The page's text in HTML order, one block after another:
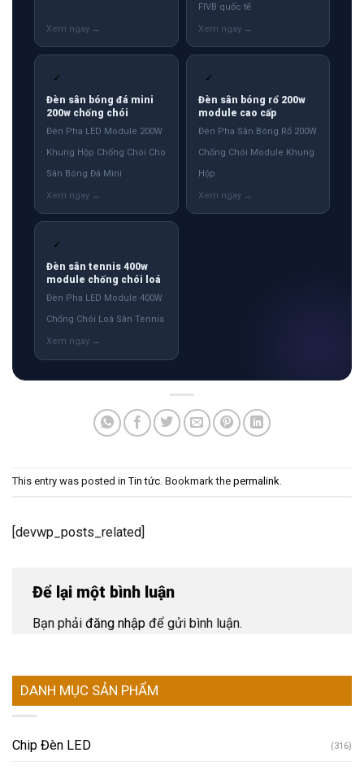
FIVB quốc tế
✓
Đèn sân bóng đá mini
200w chống chói
Đèn Pha LED Module 200W
Khung Hộp Chống Chói Cho
Sân Bóng Đá Mini
✓
Đèn sân bóng rổ 200w
module cao cấp
Đèn Pha Sân Bóng Rổ 200W
Chống Chói Module Khung
Hộp
✓
Đèn sân tennis 400w
module chống chói loá
Đèn Pha LED Module 400W
Chống Chói Loá Sân Tennis
This entry was posted inTin tức. Bookmark the permalink.
[devwp_posts_related]
Để lại một bình luận
Bạn phải đăng nhập để gửi bình luận.
DANH MỤC SẢN PHẨM
Chip Đèn LED (316)